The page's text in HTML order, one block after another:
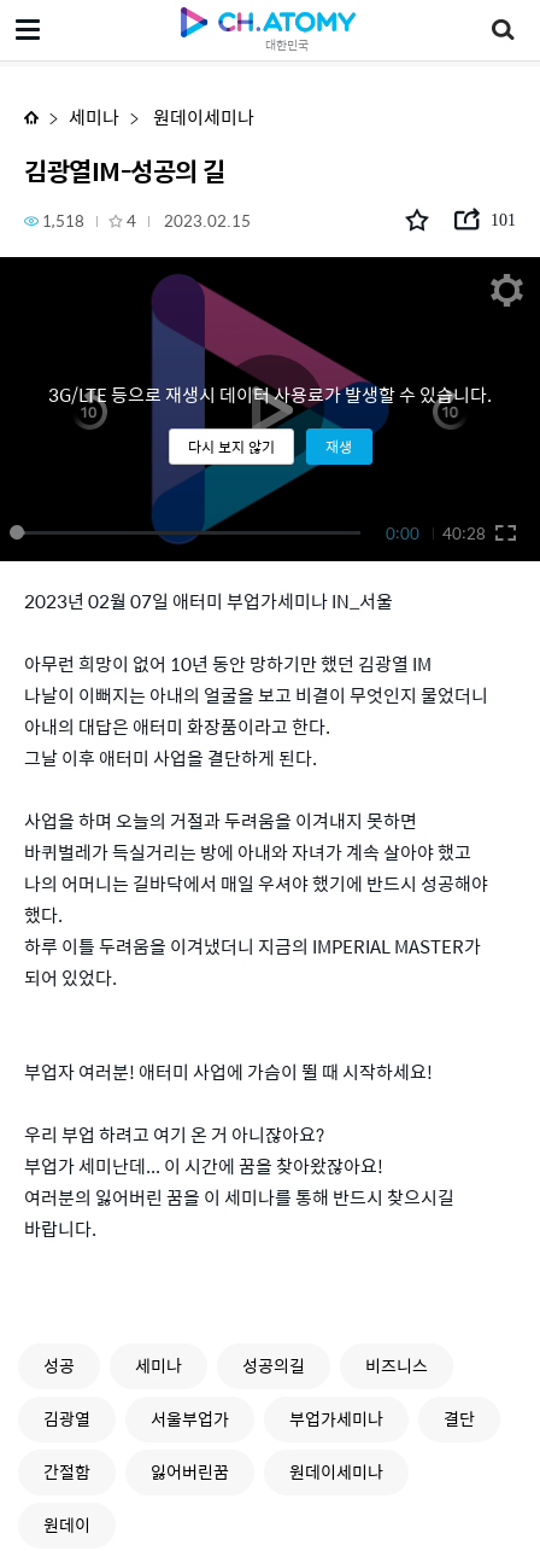
대한민국
김광열IM-성공의 길
세미나 원데이세미나
김광열IM-성공의 길
1,518 4 2023.02.15 101
0:00 40:28
3G/LTE 등으로 재생시 데이터 사용료가 발생할 수 있습니다.
다시 보지 않기 재생
2023년 02월 07일 애터미 부업가세미나 IN_서울
아무런 희망이 없어 10년 동안 망하기만 했던 김광열 IM
나날이 이뻐지는 아내의 얼굴을 보고 비결이 무엇인지 물었더니
아내의 대답은 애터미 화장품이라고 한다.
그날 이후 애터미 사업을 결단하게 된다.
사업을 하며 오늘의 거절과 두려움을 이겨내지 못하면
바퀴벌레가 득실거리는 방에 아내와 자녀가 계속 살아야 했고
나의 어머니는 길바닥에서 매일 우셔야 했기에 반드시 성공해야
했다.
하루 이틀 두려움을 이겨냈더니 지금의 IMPERIAL MASTER가
되어 있었다.
부업자 여러분! 애터미 사업에 가슴이 뛸 때 시작하세요!
우리 부업 하려고 여기 온 거 아니잖아요?
부업가 세미난데... 이 시간에 꿈을 찾아왔잖아요!
여러분의 잃어버린 꿈을 이 세미나를 통해 반드시 찾으시길
바랍니다.
성공 세미나 성공의길
비즈니스
김광열
서울부업가 부업가세미나
결단
간절함
잃어버린꿈
원데이세미나
원데이